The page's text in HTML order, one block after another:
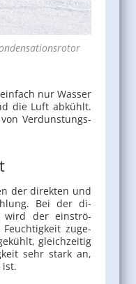
nur Was­ser
die Luft ab­kühlt.
Ver­duns­tungs­
der di­rek­ten und
Bei der di­
wird der ein­strö­
zu­ge­
gleich­zei­tig
sehr stark an,
ist.